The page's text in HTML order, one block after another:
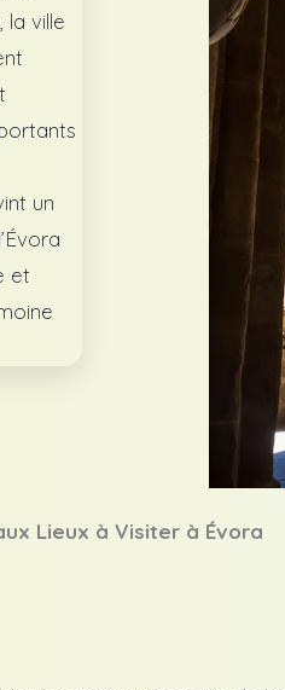
la ville
un
et
Lieux à Visiter à Évora